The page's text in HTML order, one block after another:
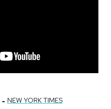
- NEW YORK TIMES